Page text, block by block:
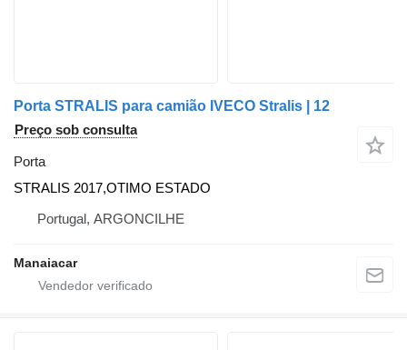
Porta STRALIS para camião IVECO Stralis | 12
Preço sob consulta
Porta
STRALIS 2017,OTIMO ESTADO
Portugal, ARGONCILHE
Manaiacar